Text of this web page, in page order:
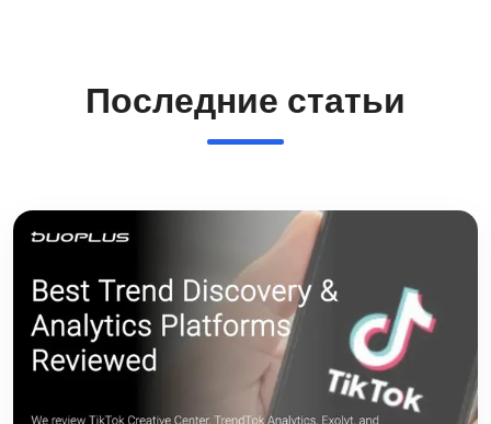
Последние статьи